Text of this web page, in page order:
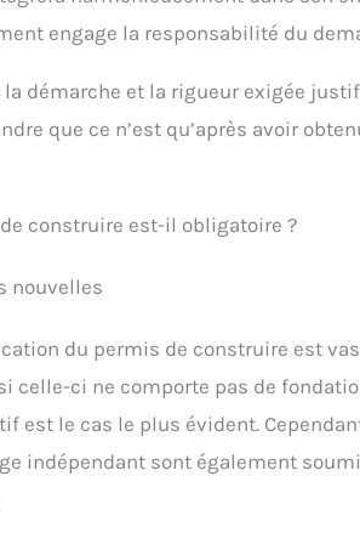
engage la responsabilité du
la démarche et la rigueur exigée
que ce n’est qu’après avoir
construire est-il obligatoire ?
nouvelles
du permis de construire est
celle-ci ne comporte pas de
est le cas le plus évident.
indépendant sont également